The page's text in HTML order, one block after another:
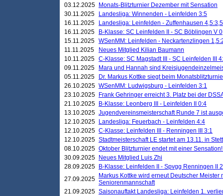
03.12.2025
Monats-Blitzturnier Dezember mit Sensation
30.11.2025
Landesliga: Winnenden - Leinfelden 3:5
16.11.2025
Landesliga: Leinfelden - Zuffenhausen 4,5:3,5
16.11.2025
B-Klasse: SC Leinfelden II - SC Böblingen V
15.11.2025 WSenMM: Leinfelden - Neckartenzlingen
11.11.2025
Neues Mitglied Kilian Baumann
10.11.2025 C-Klasse: SC Magstadt III - SC Leinfelden III
09.11.2025
Mara und Hannah sind
05.11.2025
Dr. Markus Kottke siegt beim
26.10.2025 WSenMM: Ludwigsburg - Leinfelden 3:1
23.10.2025
Frank Gehringer erreicht 3. Platz bei der
21.10.2025
B-Klasse: Leonberg III - Leinfelden II 0:4
13.10.2025 Jugendvereinsmeisterschaft Runde 7 ist
12.10.2025
Landesliga: Feuerbach - Leinfelden 4:4
12.10.2025 C-Klasse: Leinfelden III - Renningen III 3:1
12.10.2025 Stadtmeisterschaft LE startet am 13.11. in
08.10.2025 Oktober Blitzturnier endet mit einer
30.09.2025
Neues Mitglied Luis Zhi
28.09.2025
B-Klasse: Leinfelden II - Spvgg Renningen II
27.09.2025
Markus Kottke wird erneut Deutscher Meister
Seniorenmannschaft
21.09.2025 Saisonauftakt Landesliga: Leinfelden 1.